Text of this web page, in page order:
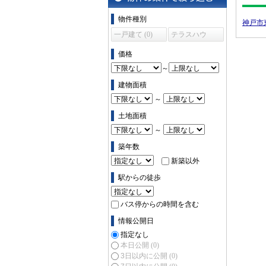
物件の条件で絞り込む
物件種別
一戸建て (0)
テラスハウ
価格
～
建物面積
～
土地面積
～
築年数
新築以外
駅からの徒歩
バス停からの時間を含む
情報公開日
指定なし
本日公開 (0)
3日以内に公開 (0)
神戸市